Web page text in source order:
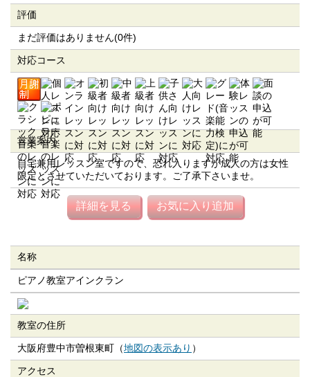
評価
まだ評価はありません(0件)
対応コース
営業案内
自宅兼用レッスン室ですので、恐れ入りますが成人の方は女性
限定とさせていただいております。ご了承下さいませ。
詳細を見る お気に入り追加
名称
ピアノ教室アインクラン
教室の住所
大阪府豊中市曽根東町（地図の表示あり ）
アクセス